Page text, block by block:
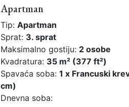
Apartman
Tip:Apartman
Sprat: 3. sprat
Maksimalno gostiju: 2 osobe
Kvadratura: 35 m² (377 ft²)
Spavaća soba:1 x Francuski
cm)
Dnevna soba: